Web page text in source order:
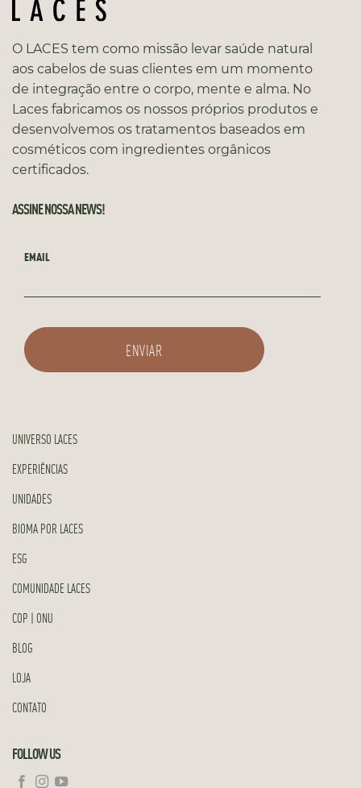
O LACES tem como missão levar saúde natural
aos cabelos de suas clientes em um momento
de integração entre o corpo, mente e alma. No
Laces fabricamos os nossos próprios produtos e
desenvolvemos os tratamentos baseados em
cosméticos com ingredientes orgânicos
certificados.
ASSINE NOSSA NEWS!
EMAIL
UNIVERSO LACES
EXPERIÊNCIAS
UNIDADES
BIOMA POR LACES
ESG
COMUNIDADE LACES
COP | ONU
BLOG
LOJA
CONTATO
FOLLOW US